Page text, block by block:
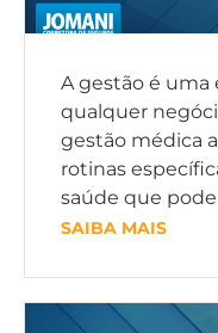
A gestão é
qualquer
gestão médica
rotinas
saúde que
SAIBA MAIS